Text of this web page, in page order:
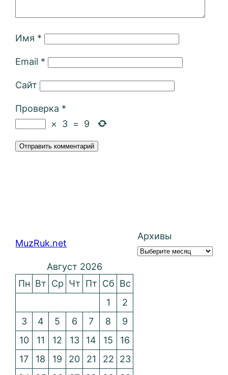
Имя *
Email *
Сайт
Проверка *
×
3 = 9
MuzRuk.net
Архивы
Август 2026
Пн Вт Ср Чт Пт Сб Вс
1
2
3
4 5 6 7 8
9
10
11 12 13 14 15
16
17
18 19 20 21 22
23